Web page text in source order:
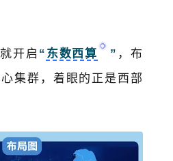
开启 “ 东数西算 ” ，布
集群，着眼的正是西部